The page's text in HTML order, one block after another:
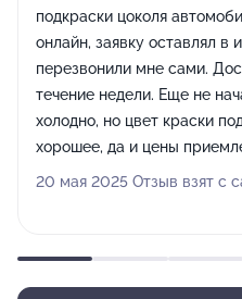
подкраски цоколя
онлайн, заявку оставлял в
перезвонили мне сами.
течение недели. Еще не
холодно, но цвет краски
хорошее, да и цены
20 мая 2025 Отзыв взят с